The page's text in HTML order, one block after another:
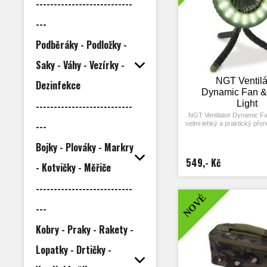
---------------------------
---
Podběráky - Podložky -
Saky - Váhy - Vezírky -
Dezinfekce
---------------------------
---
Bojky - Plováky - Markry
- Kotvičky - Měřiče
---------------------------
---
Kobry - Praky - Rakety -
Lopatky - Drtičky -
vyrobená z černé nerez
dodávána v praktickém
uzavíratelném na
Polévkovou lžíci, vidličku,
lžičku.
Hmotnost:
Délka včetně nylonového
NGT
Dynamic Fan
Light
NGT Ventilator Dynamic
velmi lehký a praktický
Vám spolehlivě
úsměv na tváři
integrovaná powerbanka,
nejen o zdroj energie, ale
vaše mobilní telefony a
výpravě zcela jistě také
4-palcový
třemi
Osazeno 54-mi
stupně
Powerbanka s
549,- Kč
NOVÉ